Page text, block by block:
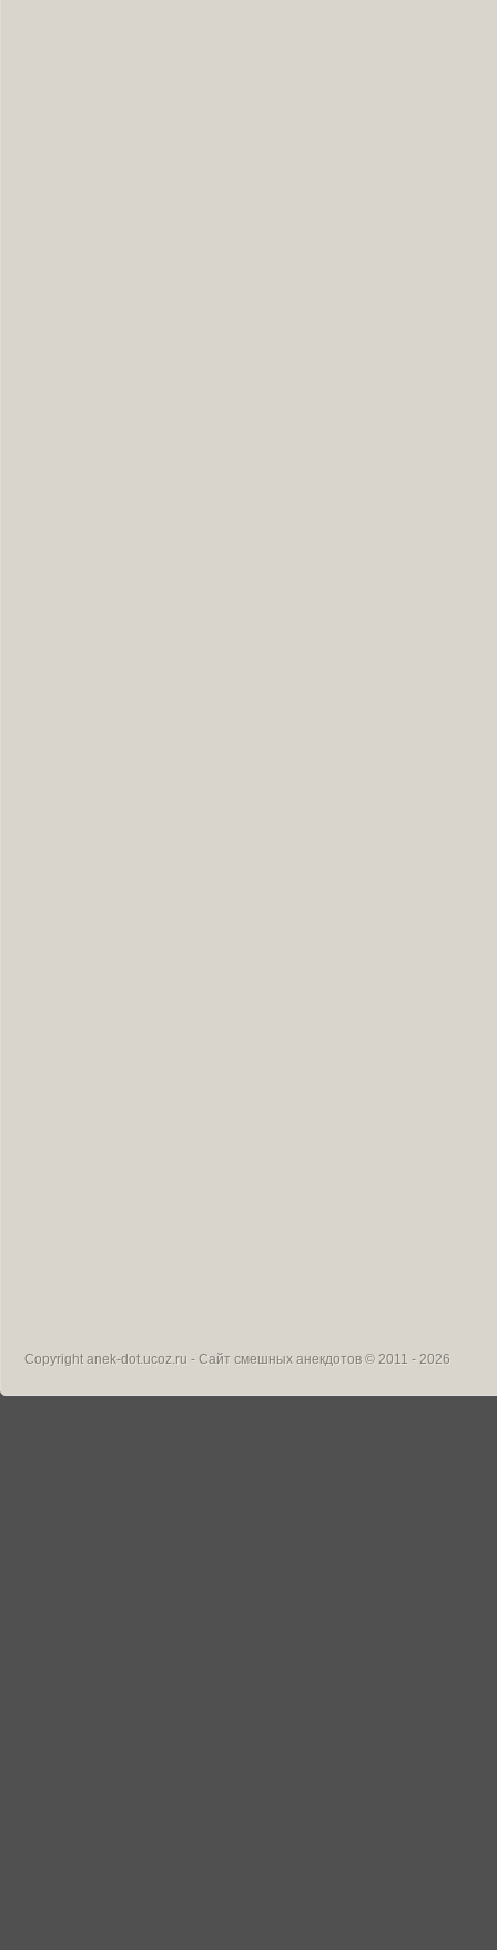
Copyrightanek-dot.ucoz.ru - Сайт смешных анекдотов © 2011 - 2026